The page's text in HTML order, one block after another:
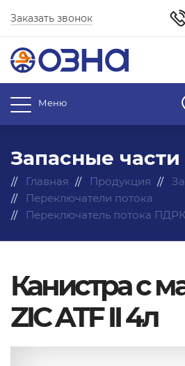
Заказать звонок
Меню
Запасные части
Главная Продукция
Переключатели потока
Переключатель потока
Канистра с
ZIC ATF II 4л